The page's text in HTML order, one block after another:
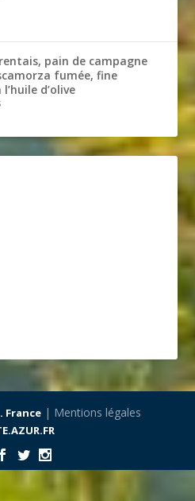
pain de campagne
fumée, fine
d’olive
France| Mentions légales